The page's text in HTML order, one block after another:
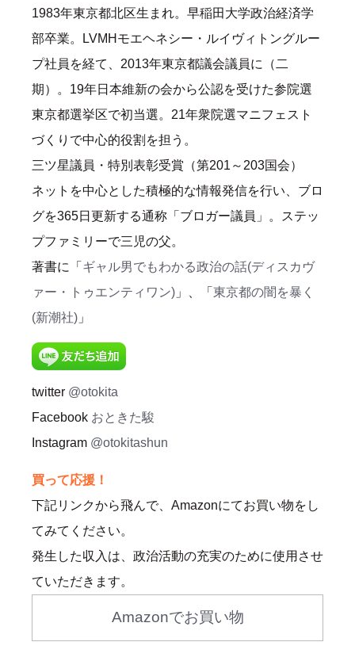
1983年東京都北区生まれ。早稲田大学政治経済学
部卒業。LVMHモエヘネシー・ルイヴィトングルー
プ社員を経て、2013年東京都議会議員に（二
期）。19年日本維新の会から公認を受けた参院選
東京都選挙区で初当選。21年衆院選マニフェスト
づくりで中心的役割を担う。
三ツ星議員・特別表彰受賞（第201～203国会）
ネットを中心とした積極的な情報発信を行い、ブロ
グを365日更新する通称「ブロガー議員」。ステッ
プファミリーで三児の父。
著書に「 ギャル男でもわかる政治の話(ディスカヴ
ァー・トゥエンティワン) 」、「 東京都の闇を暴く
(新潮社) 」
twitter @otokita
Facebook おときた駿
Instagram @otokitashun
買って応援！
下記リンクから飛んで、Amazonにてお買い物をし
てみてください。
発生した収入は、政治活動の充実のために使用させ
ていただきます。
Amazonでお買い物